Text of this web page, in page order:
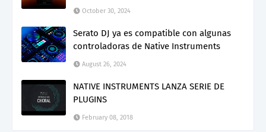
October 30, 2024
Serato DJ ya es compatible con algunas
controladoras de Native Instruments
August 26, 2024
NATIVE INSTRUMENTS LANZA SERIE DE
PLUGINS
February 08, 2018